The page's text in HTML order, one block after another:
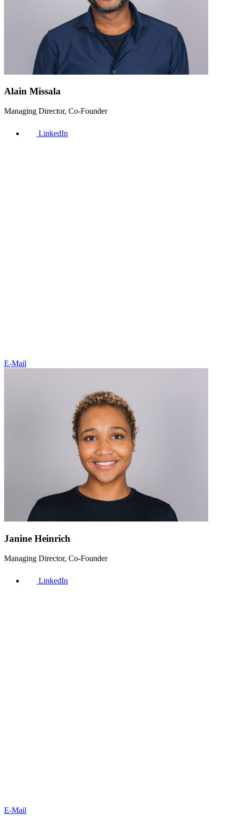
Alain Missala
Managing Director, Co-Founder
LinkedIn
E-Mail
Janine Heinrich
Managing Director, Co-Founder
LinkedIn
E-Mail